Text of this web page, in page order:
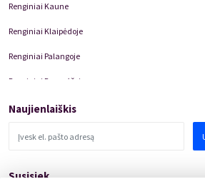
Renginiai Kaune
Renginiai Klaipėdoje
Renginiai Palangoje
Renginiai Panevėžyje
Domino Teatro Spektakliai
Naujienlaiškis
Susisiek